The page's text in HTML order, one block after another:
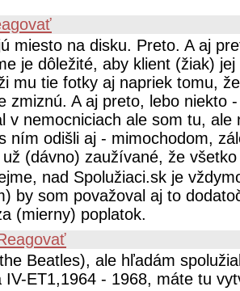
miesto na disku. Preto. A aj
je dôležité, aby klient (žiak)
mu tie fotky aj napriek tomu,
zmiznú. A aj preto, lebo niekto
v nemocniciach ale som tu, ale
ním odišli aj - mimochodom,
(dávno) zaužívané, že
nad Spolužiaci.sk je
by som považoval aj to
(mierny) poplatok.
Beatles), ale hľadám
IV-ET1,1964 - 1968, máte tu